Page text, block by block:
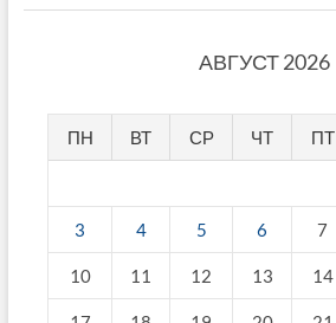
АВГУСТ 2026
ПН ВТ СР ЧТ ПТ
3 4 5 6 7
10 11 12 13 14